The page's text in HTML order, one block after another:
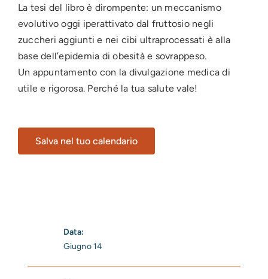
La tesi del libro è dirompente: un meccanismo
evolutivo oggi iperattivato dal fruttosio negli
zuccheri aggiunti e nei cibi ultraprocessati è alla
base dell’epidemia di obesità e sovrappeso.
Un appuntamento con la divulgazione medica di
utile e rigorosa. Perché la tua salute vale!
Salva nel tuo calendario
Data:
Giugno 14